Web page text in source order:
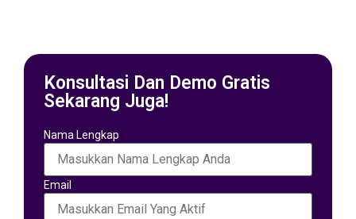
Konsultasi Dan Demo Gratis
Sekarang Juga!
Nama Lengkap
Email